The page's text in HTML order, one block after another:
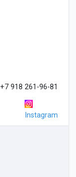
+7 918 261-96-81
Instagram